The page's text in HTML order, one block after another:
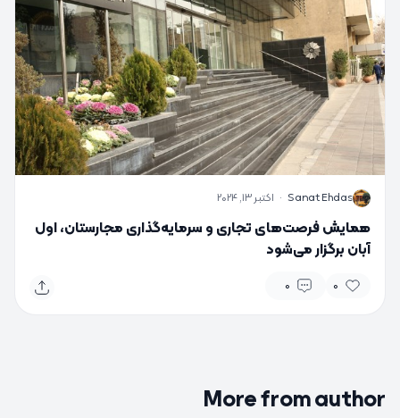
S
Sanat Ehdas
· اکتبر 13, 2024
همایش فرصت‌های تجاری و سرمایه‌گذاری مجارستان، اول
آبان برگزار می‌شود
0
0
More from author